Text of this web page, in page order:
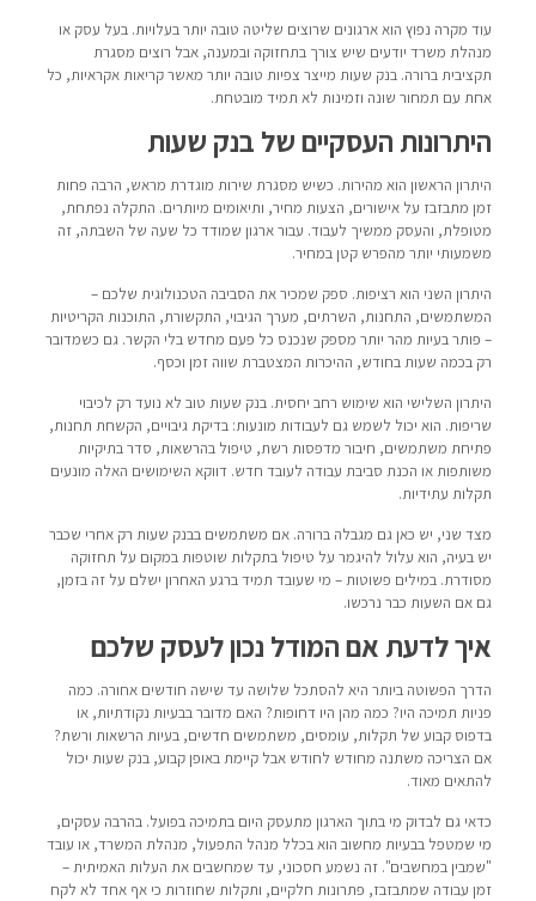
עוד מקרה נפוץ הוא ארגונים שרוצים שליטה טובה יותר בעלויות. בעל עסק או
מנהלת משרד יודעים שיש צורך בתחזוקה ובמענה, אבל רוצים מסגרת
תקציבית ברורה. בנק שעות מייצר צפיות טובה יותר מאשר קריאות אקראיות, כל
אחת עם תמחור שונה וזמינות לא תמיד מובטחת.
היתרונות העסקיים של בנק שעות
היתרון הראשון הוא מהירות. כשיש מסגרת שירות מוגדרת מראש, הרבה פחות
זמן מתבזבז על אישורים, הצעות מחיר, ותיאומים מיותרים. התקלה נפתחת,
מטופלת, והעסק ממשיך לעבוד. עבור ארגון שמודד כל שעה של השבתה, זה
משמעותי יותר מהפרש קטן במחיר.
היתרון השני הוא רציפות. ספק שמכיר את הסביבה הטכנולוגית שלכם –
המשתמשים, התחנות, השרתים, מערך הגיבוי, התקשורת, התוכנות הקריטיות
– פותר בעיות מהר יותר מספק שנכנס כל פעם מחדש בלי הקשר. גם כשמדובר
רק בכמה שעות בחודש, ההיכרות המצטברת שווה זמן וכסף.
היתרון השלישי הוא שימוש רחב יחסית. בנק שעות טוב לא נועד רק לכיבוי
שריפות. הוא יכול לשמש גם לעבודות מונעות: בדיקת גיבויים, הקשחת תחנות,
פתיחת משתמשים, חיבור מדפסות רשת, טיפול בהרשאות, סדר בתיקיות
משותפות או הכנת סביבת עבודה לעובד חדש. דווקא השימושים האלה מונעים
תקלות עתידיות.
מצד שני, יש כאן גם מגבלה ברורה. אם משתמשים בבנק שעות רק אחרי שכבר
יש בעיה, הוא עלול להיגמר על טיפול בתקלות שוטפות במקום על תחזוקה
מסודרת. במילים פשוטות – מי שעובד תמיד ברגע האחרון ישלם על זה בזמן,
גם אם השעות כבר נרכשו.
איך לדעת אם המודל נכון לעסק שלכם
הדרך הפשוטה ביותר היא להסתכל שלושה עד שישה חודשים אחורה. כמה
פניות תמיכה היו? כמה מהן היו דחופות? האם מדובר בבעיות נקודתיות, או
בדפוס קבוע של תקלות, עומסים, משתמשים חדשים, בעיות הרשאות ורשת?
אם הצריכה משתנה מחודש לחודש אבל קיימת באופן קבוע, בנק שעות יכול
להתאים מאוד.
כדאי גם לבדוק מי בתוך הארגון מתעסק היום בתמיכה בפועל. בהרבה עסקים,
מי שמטפל בבעיות מחשוב הוא בכלל מנהל התפעול, מנהלת המשרד, או עובד
"שמבין במחשבים". זה נשמע חסכוני, עד שמחשבים את העלות האמיתית –
זמן עבודה שמתבזבז, פתרונות חלקיים, ותקלות שחוזרות כי אף אחד לא לקח